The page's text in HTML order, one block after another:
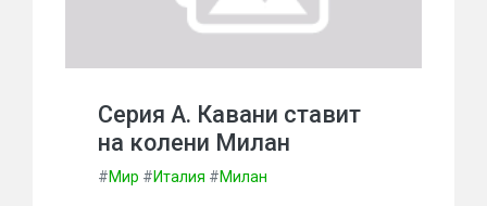
Серия А. Кавани ставит
на колени Милан
#Мир #Италия #Милан